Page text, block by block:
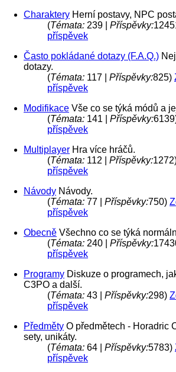
Charaktery Herní postavy, NPC
(Témata: 239 | Příspěvky:
příspěvek
Často pokládané dotazy (F.A.Q.)
dotazy.
(Témata: 117 | Příspěvky:825)
příspěvek
Modifikace Vše co se týká módů a
(Témata: 141 | Příspěvky:
příspěvek
Multiplayer Hra více hráčů.
(Témata: 112 | Příspěvky:
příspěvek
Návody Návody.
(Témata: 77 | Příspěvky:750)
příspěvek
Obecně Všechno co se týká
(Témata: 240 | Příspěvky:
příspěvek
Programy Diskuze o programech,
C3PO a další.
(Témata: 43 | Příspěvky:298)
příspěvek
Předměty O předmětech - Horadric
sety, unikáty.
(Témata: 64 | Příspěvky:5783)
příspěvek